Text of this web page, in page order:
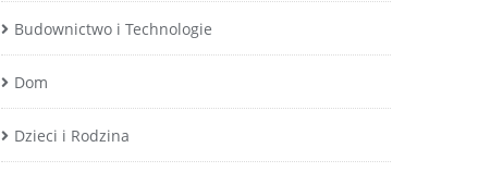
Budownictwo i Technologie
Dom
Dzieci i Rodzina